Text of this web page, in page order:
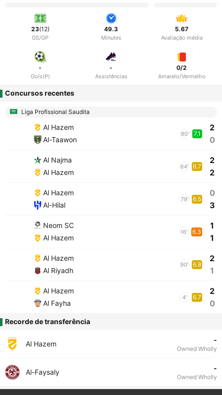
23(12)
GS/GP
49.3
Minutes
5.67
Avaliação média
-
Gols(P)
-
Assistências
0/2
Amarelo/Vermelho
Concursos recentes
Liga Profissional Saudita
Al Hazem
Al-Taawon
90' 7.1
2
0
Al Najma
Al Hazem
64' 6.7
2
2
Al Hazem
Al-Hilal
79' 6.5
0
3
Neom SC
Al Hazem
16' 6.3
1
1
Al Hazem
Al Riyadh
90' 6.8
2
1
Al Hazem
Al Fayha
4' 6.7
2
0
Recorde de transferência
Al Hazem -
Owned Wholly
Al-Faysaly -
Owned Wholly